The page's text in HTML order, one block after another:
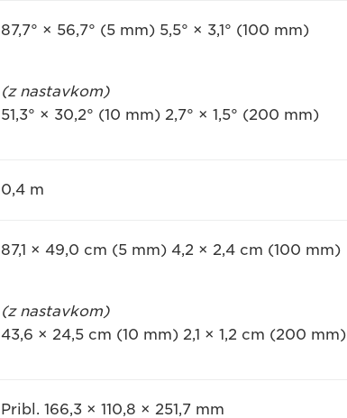
87,7° × 56,7° (5 mm) 5,5° × 3,1° (100 mm)
(z nastavkom)
51,3° × 30,2° (10 mm) 2,7° × 1,5° (200 mm)
0,4 m
87,1 × 49,0 cm (5 mm) 4,2 × 2,4 cm (100 mm)
(z nastavkom)
43,6 × 24,5 cm (10 mm) 2,1 × 1,2 cm (200 mm)
Pribl. 166,3 × 110,8 × 251,7 mm